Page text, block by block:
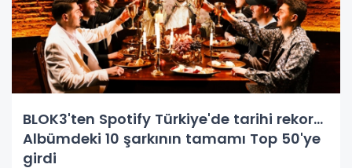
BLOK3'ten Spotify Türkiye'de tarihi rekor...
Albümdeki 10 şarkının tamamı Top 50'ye
girdi